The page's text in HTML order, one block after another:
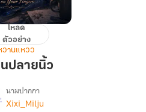
โหลด
ตัวอย่าง
วานแหวว
ปลายนิ้ว
เรื่อง
นามปากกา
Xixi_Milju